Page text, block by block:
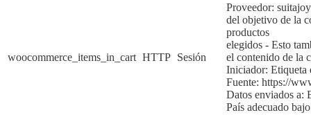
woocommerce_items_in_cart HTTP Sesión
Proveedor:
del objetivo de la
productos
elegidos - Esto
el contenido de la
Iniciador: Etiqueta
Fuente: https://
Datos enviados a:
País adecuado